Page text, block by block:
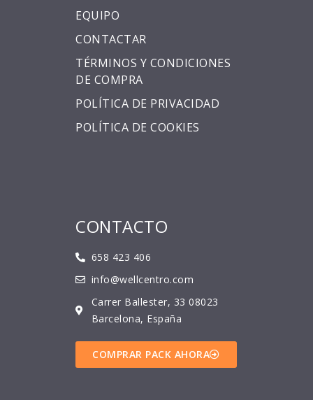
EQUIPO
CONTACTAR
TÉRMINOS Y CONDICIONES
DE COMPRA
POLÍTICA DE PRIVACIDAD
POLÍTICA DE COOKIES
CONTACTO
658 423 406
info@wellcentro.com
Carrer Ballester, 33 08023
Barcelona, España
COMPRAR PACK AHORA